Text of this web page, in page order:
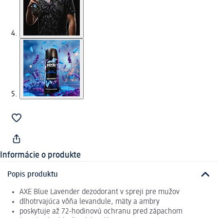
Informácie o produkte
Popis produktu
AXE Blue Lavender dezodorant v spreji pre mužov
dlhotrvajúca vôňa levandule, mäty a ambry
poskytuje až 72-hodinovú ochranu pred zápachom